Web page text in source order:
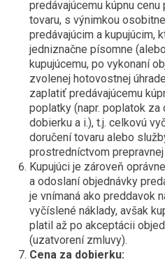
predávajúcemu kúpnu
tovaru, s výnimkou
predávajúcim a kupujúcim,
jedniznačne písomne
kupujúcemu, po vykonaní
zvolenej hotovostnej
zaplatiť predávajúcemu
poplatky (napr. poplatok za
dobierku a i.), t.j. celkovú
doručení tovaru alebo
prostredníctvom
Kupujúci je zároveň
a odoslaní objednávky
je vnímaná ako preddavok
vyčíslené náklady, avšak
platil až po akceptácii
(uzatvorení zmluvy).
Cena za dobierku: